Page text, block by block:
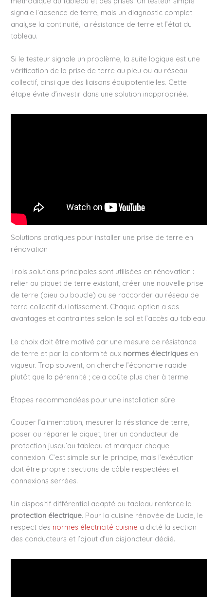
signale l’absence de terre, mais un diagnostic complet
analyse la continuité, la résistance de terre et l’état du
tableau.
Si le testeur signale un problème, la suite logique est une
vérification de la prise de terre au pieu ou au réseau
collectif, ainsi que des liaisons équipotentielles. Cette
étape évite d’investir dans une solution inappropriée.
Solutions pratiques pour installer une prise de terre en
rénovation
Trois solutions principales sont utilisées en rénovation :
relier au piquet de terre existant, créer une nouvelle prise
de terre (pieu ou boucle) ou se raccorder au réseau de
terre collectif du lotissement. Chaque option a ses
avantages et contraintes selon le sol et l’accès au tableau.
Le choix doit être motivé par une mesure de résistance
de terre et par la conformité aux normes électriques en
vigueur. Trop souvent, on cherche l’économie rapide
plutôt que la pérennité ; cela coûte plus cher à terme.
Étapes recommandées pour une installation sûre
Couper l’alimentation, mesurer la résistance de terre,
poser ou réparer le piquet, tirer un conducteur de
protection jusqu’au tableau et marquer chaque
connexion. C’est simple sur le principe, mais l’exécution
doit être propre : sections de câble respectées et
connexions serrées.
Un dispositif différentiel adapté au tableau renforce la
protection électrique. Pour la cuisine rénovée de Lucie, le
respect des normes électricité cuisine a dicté la section
des conducteurs et l’ajout d’un disjoncteur dédié.